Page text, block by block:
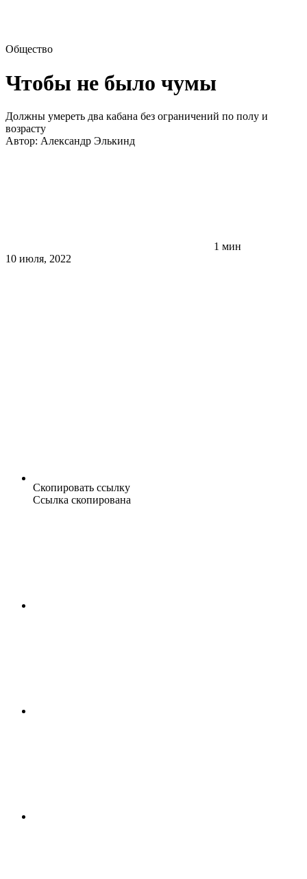
Общество
Чтобы не было чумы
Должны умереть два кабана без ограничений по полу и
возрасту
Автор: Александр Элькинд
1 мин
10 июля, 2022
Скопировать ссылку
Ссылка скопирована